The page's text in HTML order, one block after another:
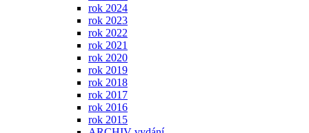
rok 2024
rok 2023
rok 2022
rok 2021
rok 2020
rok 2019
rok 2018
rok 2017
rok 2016
rok 2015